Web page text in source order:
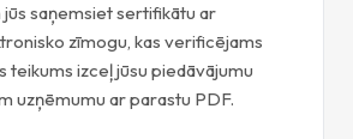
saņemsiet sertifikātu ar
zīmogu, kas verificējams
teikums izceļ jūsu piedāvājumu
uzņēmumu ar parastu PDF.